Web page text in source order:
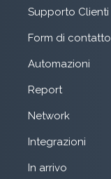
Supporto Clienti
Form di contatto
Automazioni
Report
Network
Integrazioni
In arrivo